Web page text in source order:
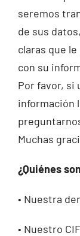
Contacto
seremos
de sus
claras que
con su
Por favor, si
información
Muchas
¿Quiénes
• Nuestra
• Nuestro